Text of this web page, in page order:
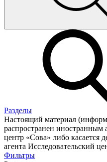
Разделы
Настоящий материал
распространен иностранным
центр «Сова» либо касается
агента Исследовательский
Фильтры